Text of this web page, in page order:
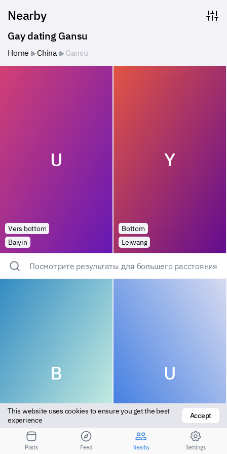
Nearby
Gay dating Gansu
Home China Gansu
U
Vers bottom
Baiyin
Y
Bottom
Leiwang
Посмотрите результаты для большего расстояния
B
Bottom
U
Versatile
This website uses cookies to ensure you get the best
experience
Accept
Posts Feed Nearby Settings